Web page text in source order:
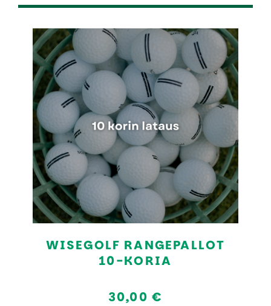
WISEGOLF RANGEPALLOT
10-KORIA
30,00 €